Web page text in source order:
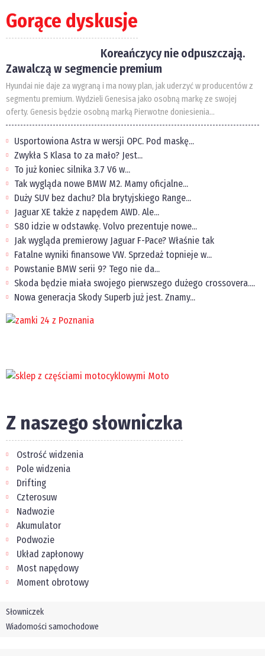
Gorące dyskusje
Koreańczycy nie odpuszczają.
Zawalczą w segmencie premium
Hyundai nie daje za wygraną i ma nowy plan, jak uderzyć w producentów z
segmentu premium. Wydzieli Genesisa jako osobną markę ze swojej
oferty. Genesis będzie osobną marką Pierwotne doniesienia...
Usportowiona Astra w wersji OPC. Pod maskę...
Zwykła S Klasa to za mało? Jest...
To już koniec silnika 3.7 V6 w...
Tak wygląda nowe BMW M2. Mamy oficjalne...
Duży SUV bez dachu? Dla brytyjskiego Range...
Jaguar XE także z napędem AWD. Ale...
S80 idzie w odstawkę. Volvo prezentuje nowe...
Jak wygląda premierowy Jaguar F-Pace? Właśnie tak
Fatalne wyniki finansowe VW. Sprzedaż topnieje w...
Powstanie BMW serii 9? Tego nie da...
Skoda będzie miała swojego pierwszego dużego crossovera....
Nowa generacja Skody Superb już jest. Znamy...
Z naszego słowniczka
Ostrość widzenia
Pole widzenia
Drifting
Czterosuw
Nadwozie
Akumulator
Podwozie
Układ zapłonowy
Most napędowy
Moment obrotowy
Słowniczek
Wiadomości samochodowe